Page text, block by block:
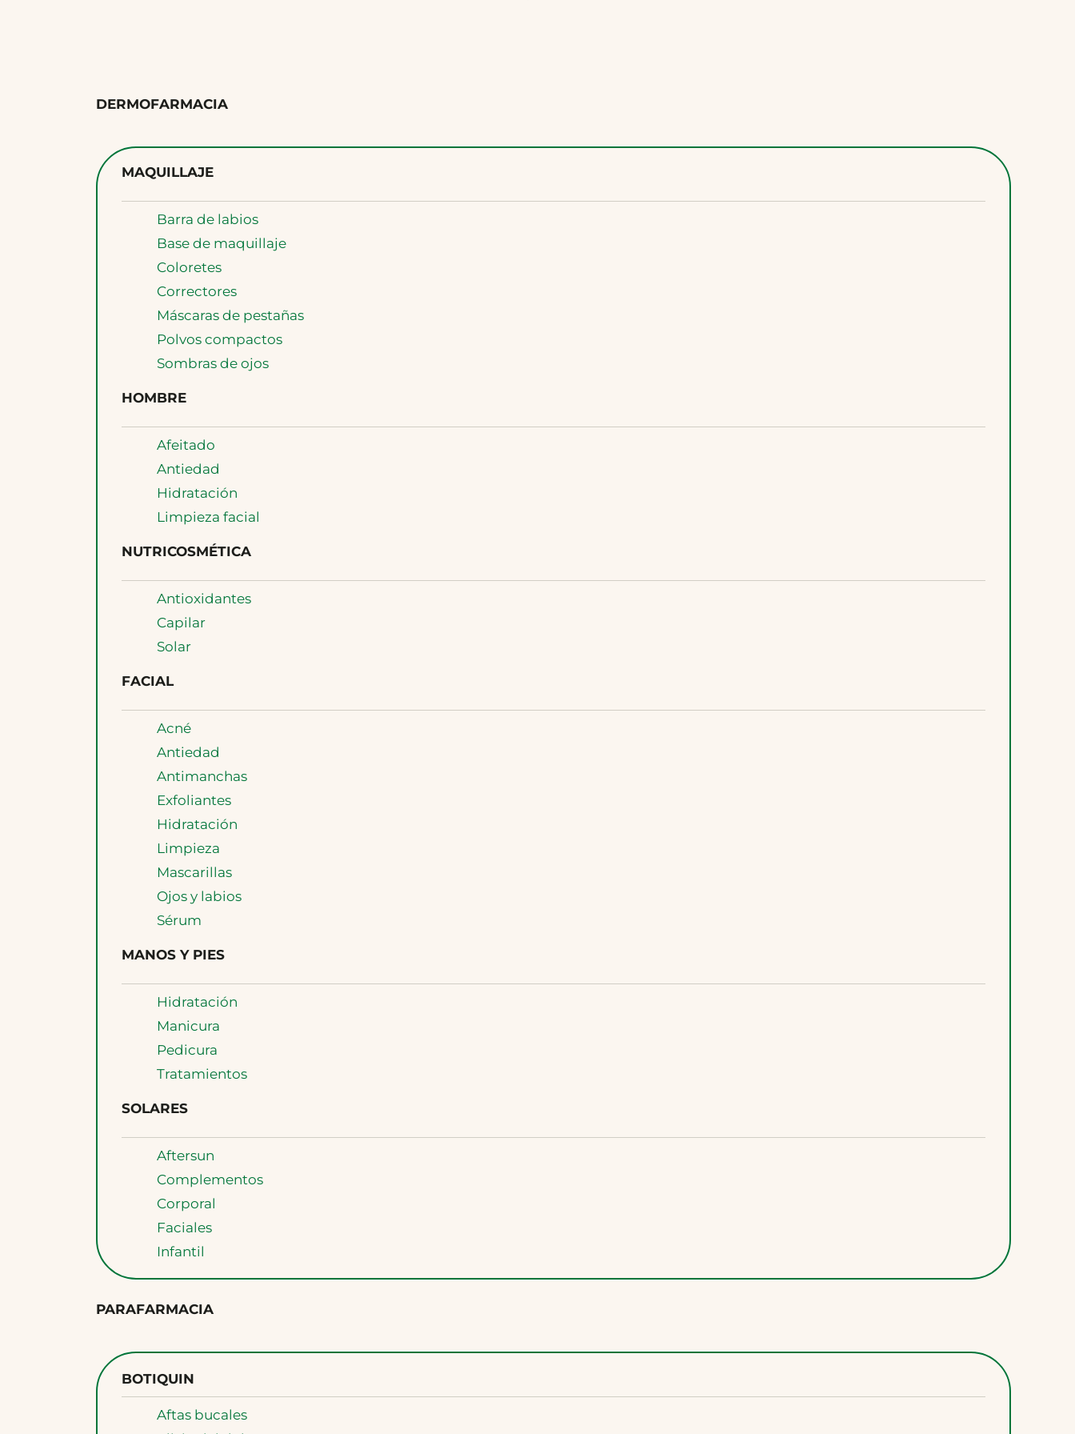
DERMOFARMACIA
MAQUILLAJE
Barra de labios
Base de maquillaje
Coloretes
Correctores
Máscaras de pestañas
Polvos compactos
Sombras de ojos
HOMBRE
Afeitado
Antiedad
Hidratación
Limpieza facial
NUTRICOSMÉTICA
Antioxidantes
Capilar
Solar
FACIAL
Acné
Antiedad
Antimanchas
Exfoliantes
Hidratación
Limpieza
Mascarillas
Ojos y labios
Sérum
MANOS Y PIES
Hidratación
Manicura
Pedicura
Tratamientos
SOLARES
Aftersun
Complementos
Corporal
Faciales
Infantil
PARAFARMACIA
BOTIQUIN
Aftas bucales